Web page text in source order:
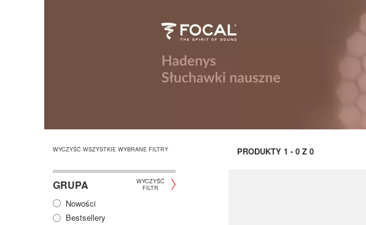
WYCZYŚĆ WSZYSTKIE WYBRANE FILTRY
GRUPA
WYCZYŚĆ
FILTR
Nowości
Bestsellery
PRODUKTY 1 - 0 Z 0